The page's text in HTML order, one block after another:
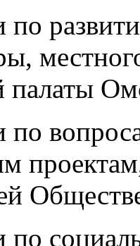
по
по